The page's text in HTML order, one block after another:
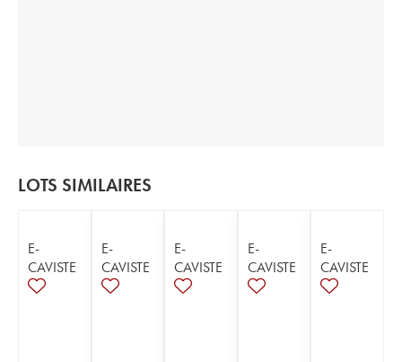
LOTS SIMILAIRES
E-
CAVISTE
E-
CAVISTE
E-
CAVISTE
E-
CAVISTE
E-
CAVISTE